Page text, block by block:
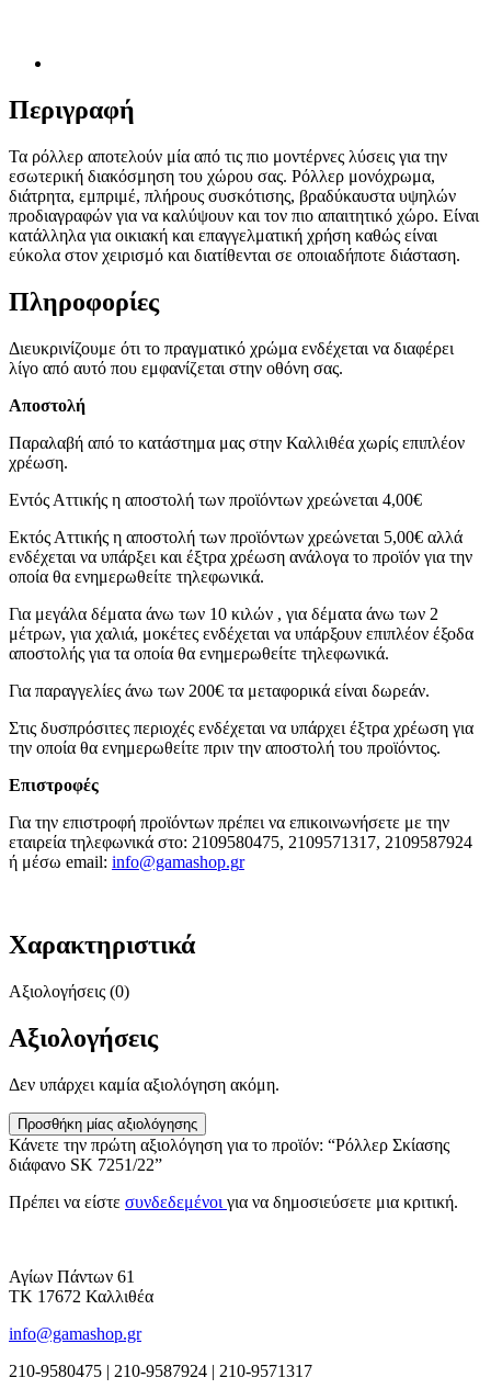
Περιγραφή
Τα ρόλλερ αποτελούν μία από τις πιο μοντέρνες λύσεις για την
εσωτερική διακόσμηση του χώρου σας. Ρόλλερ μονόχρωμα,
διάτρητα, εμπριμέ, πλήρους συσκότισης, βραδύκαυστα υψηλών
προδιαγραφών για να καλύψουν και τον πιο απαιτητικό χώρο. Είναι
κατάλληλα για οικιακή και επαγγελματική χρήση καθώς είναι
εύκολα στον χειρισμό και διατίθενται σε οποιαδήποτε διάσταση.
Πληροφορίες
Διευκρινίζουμε ότι το πραγματικό χρώμα ενδέχεται να διαφέρει
λίγο από αυτό που εμφανίζεται στην οθόνη σας.
Αποστολή
Παραλαβή από το κατάστημα μας στην Καλλιθέα χωρίς επιπλέον
χρέωση.
Εντός Αττικής η αποστολή των προϊόντων χρεώνεται 4,00€
Εκτός Αττικής η αποστολή των προϊόντων χρεώνεται 5,00€ αλλά
ενδέχεται να υπάρξει και έξτρα χρέωση ανάλογα το προϊόν για την
οποία θα ενημερωθείτε τηλεφωνικά.
Για μεγάλα δέματα άνω των 10 κιλών , για δέματα άνω των 2
μέτρων, για χαλιά, μοκέτες ενδέχεται να υπάρξουν επιπλέον έξοδα
αποστολής για τα οποία θα ενημερωθείτε τηλεφωνικά.
Για παραγγελίες άνω των 200€ τα μεταφορικά είναι δωρεάν.
Στις δυσπρόσιτες περιοχές ενδέχεται να υπάρχει έξτρα χρέωση για
την οποία θα ενημερωθείτε πριν την αποστολή του προϊόντος.
Επιστροφές
Για την επιστροφή προϊόντων πρέπει να επικοινωνήσετε με την
εταιρεία τηλεφωνικά στο: 2109580475, 2109571317, 2109587924
ή μέσω email: info@gamashop.gr
Χαρακτηριστικά
Αξιολογήσεις (0)
Αξιολογήσεις
Δεν υπάρχει καμία αξιολόγηση ακόμη.
Προσθήκη μίας αξιολόγησης
Κάνετε την πρώτη αξιολόγηση για το προϊόν: “Ρόλλερ Σκίασης
διάφανο SK 7251/22”
Πρέπει να είστε συνδεδεμένοι για να δημοσιεύσετε μια κριτική.
Αγίων Πάντων 61
ΤΚ 17672 Καλλιθέα
info@gamashop.gr
210-9580475 | 210-9587924 | 210-9571317